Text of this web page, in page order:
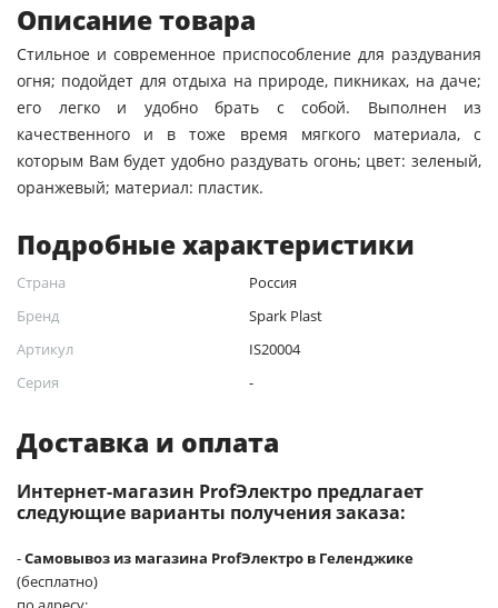
Описание товара
Стильное и современное приспособление для раздувания
огня; подойдет для отдыха на природе, пикниках, на даче;
его легко и удобно брать с собой. Выполнен из
качественного и в тоже время мягкого материала, с
которым Вам будет удобно раздувать огонь; цвет: зеленый,
оранжевый; материал: пластик.
Подробные характеристики
Страна
Россия
Бренд
Spark Plast
Артикул
IS20004
Серия
-
Доставка и оплата
Интернет-магазин ProfЭлектро предлагает
следующие варианты получения заказа:
-Самовывоз из магазина ProfЭлектро в Геленджике
(бесплатно)